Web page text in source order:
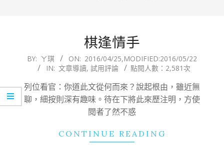
棋逢情手
2016-
25
BY: ㄚ琪 ON: 2016/04/25,MODIFIED:2016/05/22
IN: 文章導讀, 試用評論 點閱人數：2,581次
列位看官：你道此文從何而來？說起根由，雖近無
聊，細按則深有趣味。待在下將此來歷注明，方使
閱者了然不惑
CONTINUE READING